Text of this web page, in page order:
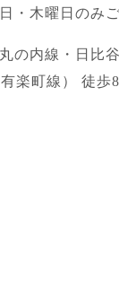
・木曜日のみ
の内線・日比
楽町線） 徒歩